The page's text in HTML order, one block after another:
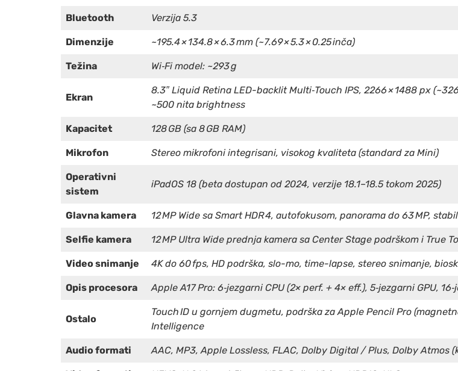
Bluetooth Verzija 5.3
Dimenzije ~195.4 × 134.8 × 6.3 mm (~7.69 × 5.3 × 0.25 inča)
Težina Wi‑Fi model: ~293 g
Ekran
8.3″ Liquid Retina LED-backlit Multi‑Touch IPS, 2266 × 1488 px
~500 nita brightness
Kapacitet 128 GB (sa 8 GB RAM)
Mikrofon Stereo mikrofoni integrisani, visokog kvaliteta (standard za Mini)
Operativni
sistem
iPadOS 18 (beta dostupan od 2024, verzije 18.1–18.5 tokom 2025)
Glavna kamera 12 MP Wide sa Smart HDR 4, autofokusom, panorama do 63 MP,
Selfie kamera 12 MP Ultra Wide prednja kamera sa Center Stage podrškom i True
Video snimanje 4K do 60 fps, HD podrška, slo-mo, time-lapse, stereo snimanje,
Opis procesora Apple A17 Pro: 6‑jezgarni CPU (2× perf. + 4× eff.), 5‑jezgarni GPU,
Ostalo
Touch ID u gornjem dugmetu, podrška za Apple Pencil Pro
Intelligence
Audio formati AAC, MP3, Apple Lossless, FLAC, Dolby Digital / Plus, Dolby Atmos